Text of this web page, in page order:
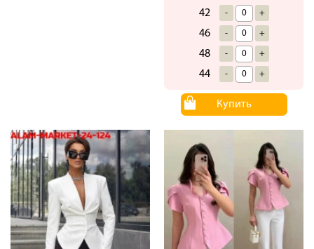
42 - +
46 - +
48 - +
44 - +
Купить